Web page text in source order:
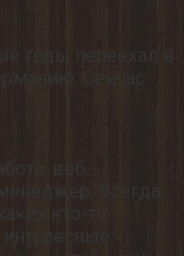
годы переехал в
Сейчас
веб-
Всегда